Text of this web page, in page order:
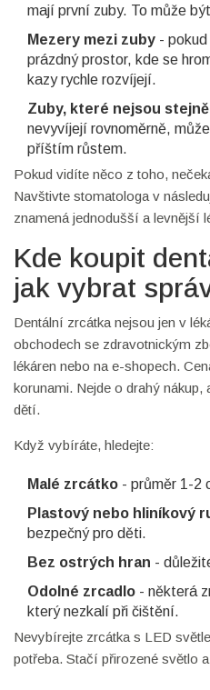
mají první zuby. To může
Mezery mezi zuby -
prázdný prostor, kde se
kazy rychle rozvíjejí.
Zuby, které nejsou
nevyvíjejí rovnoměrně,
příštím růstem.
Pokud vidíte něco z toho,
Navštivte stomatologa v
znamená jednodušší a levnější
Kde koupit
jak vybrat
Dentální zrcátka nejsou jen v
obchodech se zdravotnickým
lékáren nebo na e-shopech.
korunami. Nejde o drahý
dětí.
Když vybíráte, hledejte:
Malé zrcátko - průměr 1-2
Plastový nebo hliníkový
bezpečný pro děti.
Bez ostrých hran -
Odolné zrcadlo - některá
který nezkalí při čištění.
Nevybírejte zrcátka s LED
potřeba. Stačí přirozené světlo